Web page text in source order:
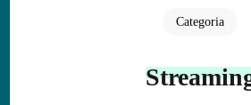
Categoria